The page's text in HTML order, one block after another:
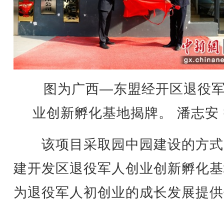
图为广西—东盟经开区退役
业创新孵化基地揭牌。 潘志安
该项目采取园中园建设的方
建开发区退役军人创业创新孵化
为退役军人初创业的成长发展提